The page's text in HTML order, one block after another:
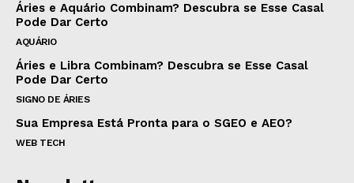
Áries e Aquário Combinam? Descubra se Esse Casal
Pode Dar Certo
AQUÁRIO
Áries e Libra Combinam? Descubra se Esse Casal
Pode Dar Certo
SIGNO DE ÁRIES
Sua Empresa Está Pronta para o SGEO e AEO?
WEB TECH